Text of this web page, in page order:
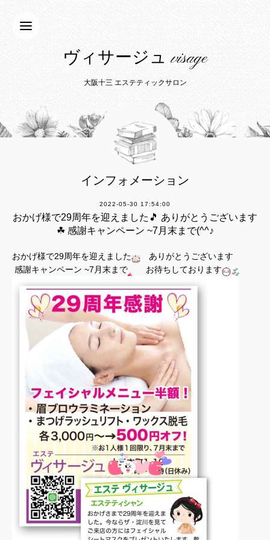
ヴィサージュ visage
大阪十三 エステティックサロン
インフォメーション
2022-05-30 17:54:00
おかげ様で29周年を迎えました🎵 ありがとうございます
☘ 感謝キャンペーン ~7月末まで(^^♪
おかげ様で29周年を迎えました
ありがとうございます
感謝キャンペーン ~7月末まで
お待ちしております